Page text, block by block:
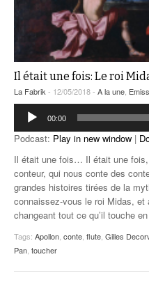
Il était une fois: Le roi
La Fabrik - 12/05/2018 - A la une
Lecteur
audio
00:00
Podcast: Play in new window |
Il était une fois… Il était une
conteur, qui nous conte des
grandes histoires tirées de la
connaissez-vous le roi Midas,
changeant tout ce qu’il touche
Tags: Apollon conte flute Gilles
Pan toucher